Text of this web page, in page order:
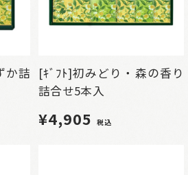
か詰
[ｷﾞﾌﾄ]初みどり・森の香り
詰合せ5本入
¥4,905 税込